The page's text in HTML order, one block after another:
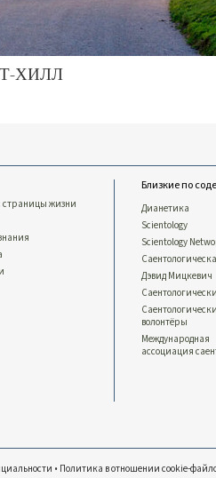
ХИЛЛ
страницы жизни
Близкие по
Дианетика
Scientology
Scientology
Дэвид Мицкевич
волонтёры
Международная
ассоциация
• Политика в отношении cookie-